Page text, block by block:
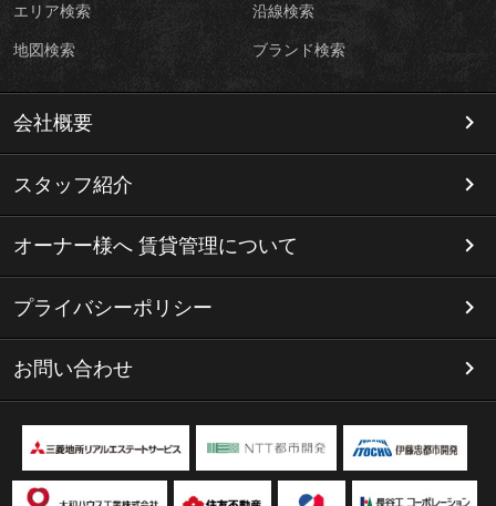
エリア検索 沿線検索
地図検索 ブランド検索
会社概要
スタッフ紹介
オーナー様へ 賃貸管理について
プライバシーポリシー
お問い合わせ